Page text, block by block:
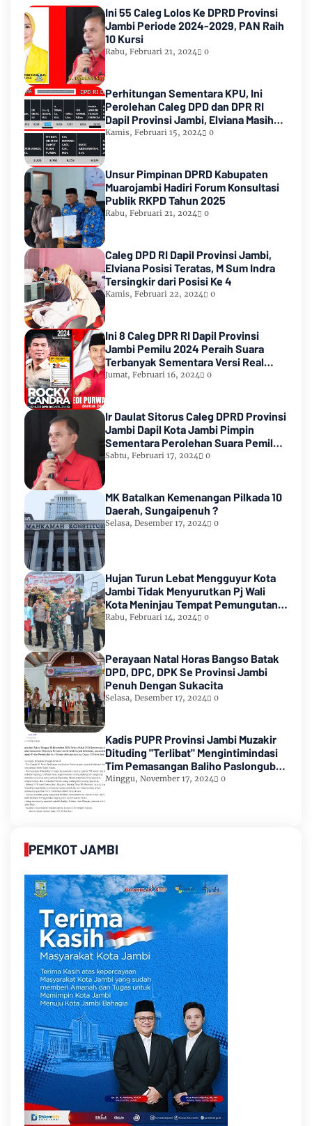
Ini 55 Caleg Lolos Ke DPRD Provinsi
Jambi Periode 2024-2029, PAN Raih
10 Kursi
Rabu, Februari 21, 2024 0
Perhitungan Sementara KPU, Ini
Perolehan Caleg DPD dan DPR RI
Dapil Provinsi Jambi, Elviana Masih
Urutan Kedua Teratas
Kamis, Februari 15, 2024 0
Unsur Pimpinan DPRD Kabupaten
Muarojambi Hadiri Forum Konsultasi
Publik RKPD Tahun 2025
Rabu, Februari 21, 2024 0
Caleg DPD RI Dapil Provinsi Jambi,
Elviana Posisi Teratas, M Sum Indra
Tersingkir dari Posisi Ke 4
Kamis, Februari 22, 2024 0
Ini 8 Caleg DPR RI Dapil Provinsi
Jambi Pemilu 2024 Peraih Suara
Terbanyak Sementara Versi Real
Count KPU RI
Jumat, Februari 16, 2024 0
Ir Daulat Sitorus Caleg DPRD Provinsi
Jambi Dapil Kota Jambi Pimpin
Sementara Perolehan Suara Pemilu
2024
Sabtu, Februari 17, 2024 0
MK Batalkan Kemenangan Pilkada 10
Daerah, Sungaipenuh ?
Selasa, Desember 17, 2024 0
Hujan Turun Lebat Mengguyur Kota
Jambi Tidak Menyurutkan Pj Wali
Kota Meninjau Tempat Pemungutan
Suara Pemilu 2024
Rabu, Februari 14, 2024 0
Perayaan Natal Horas Bangso Batak
DPD, DPC, DPK Se Provinsi Jambi
Penuh Dengan Sukacita
Selasa, Desember 17, 2024 0
Kadis PUPR Provinsi Jambi Muzakir
Dituding "Terlibat" Mengintimindasi
Tim Pemasangan Baliho Paslongub
Romi-Sudirman
Minggu, November 17, 2024 0
PEMKOT JAMBI